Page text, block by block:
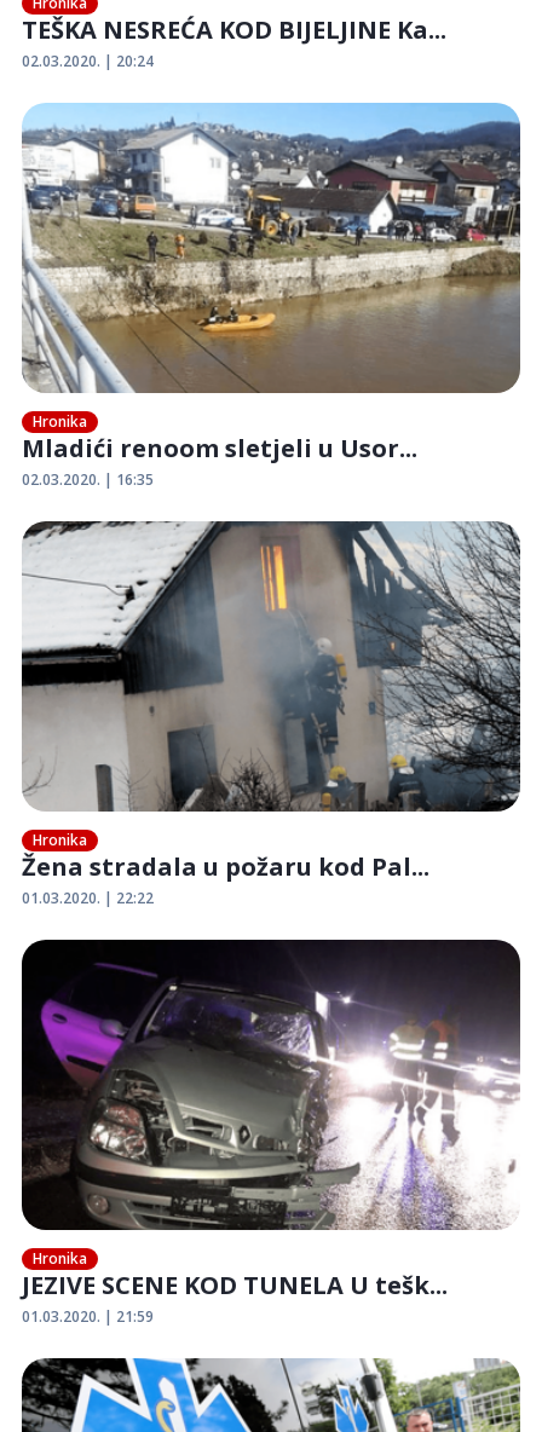
TEŠKA NESREĆA KOD BIJELJINE Ka...
02.03.2020. | 20:24
Hronika
Mladići renoom sletjeli u Usor...
02.03.2020. | 16:35
Hronika
Žena stradala u požaru kod Pal...
01.03.2020. | 22:22
Hronika
JEZIVE SCENE KOD TUNELA U tešk...
01.03.2020. | 21:59